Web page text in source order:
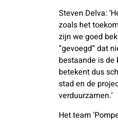
Steven Delva:
zoals het
zijn we goed
“gevoegd” dat
bestaande is de
betekent dus
stad en de
verduurzamen.’
Het team